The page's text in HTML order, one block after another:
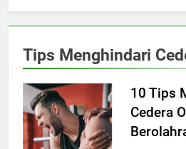
Tips Menghindari
10 Tips
Cedera